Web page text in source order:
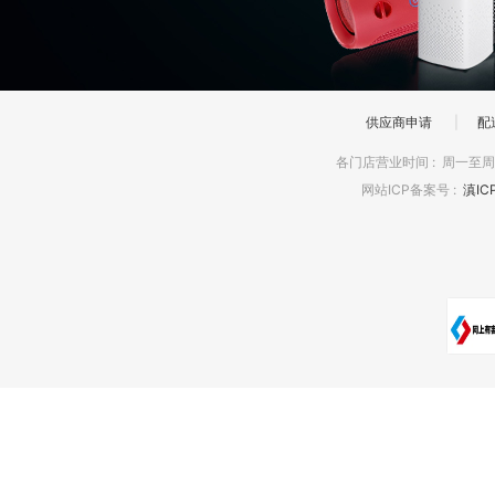
供应商申请 配
各门店营业时间 : 周一至
网站ICP备案号 : 滇